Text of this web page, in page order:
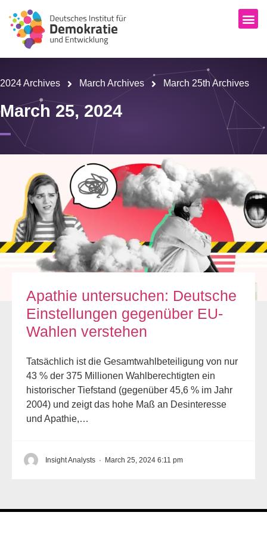
2024 Archives March Archives March 25th Archives
March 25, 2024
Apathie untersuchen: Deutsche
Einstellungen gegenüber EU-
Wahlen verstehen
Tatsächlich ist die Gesamtwahlbeteiligung von nur
43 % der 375 Millionen Wahlberechtigten ein
historischer Tiefstand (gegenüber 45,6 % im Jahr
2004) und zeigt das hohe Maß an Desinteresse
und Apathie,…
Insight Analysts · March 25, 2024 6:11 pm